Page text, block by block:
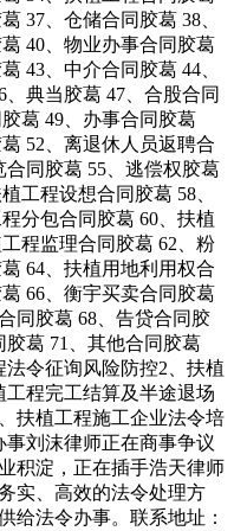
37、仓储合同胶葛 38、
40、物业办事合同胶葛
43、中介合同胶葛 44、
典当胶葛 47、合股合同
葛 49、办事合同胶葛
52、离退休人员返聘合
合同胶葛 55、逃偿权胶葛
工程设想合同胶葛 58、
分包合同胶葛 60、扶植
程监理合同胶葛 62、粉
64、扶植用地利用权合
66、衡宇买卖合同胶葛
同胶葛 68、告贷合同胶
葛 71、其他合同胶葛
令征询风险防控2、扶植
程完工结算及半途退场
扶植工程施工企业法令培
刘沫律师正在商事争议
积淀，正在插手浩天律师
实、高效的法令处理方
给法令办事。联系地址：